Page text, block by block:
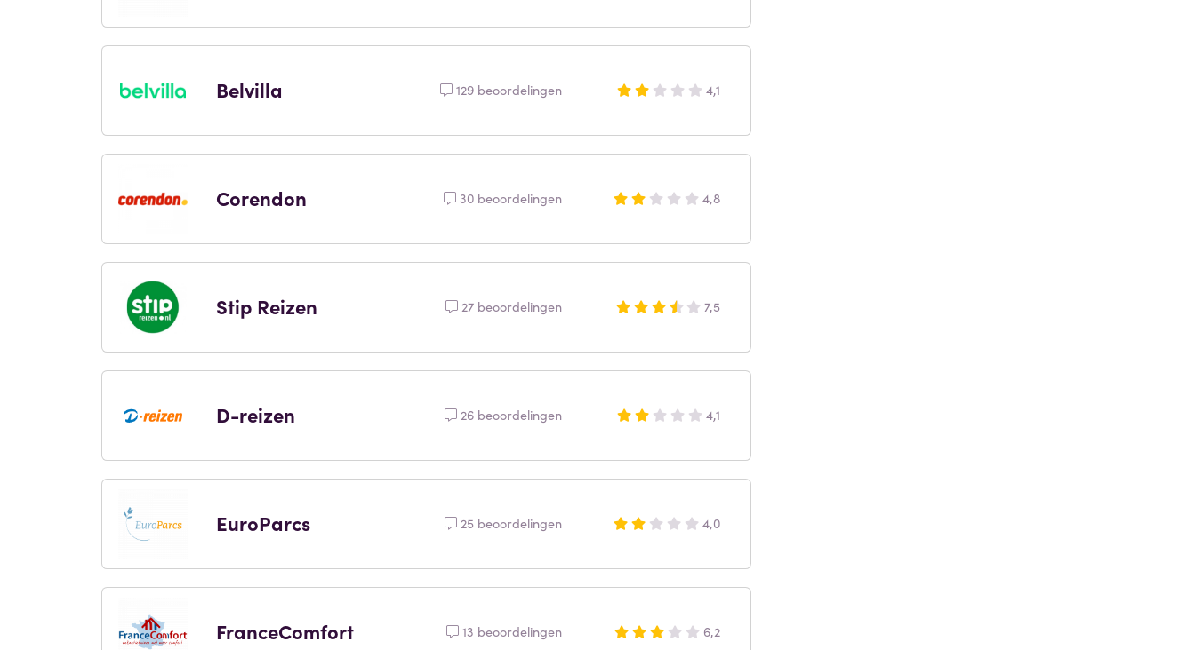
Belvilla 129 beoordelingen 4,1
Corendon 30 beoordelingen 4,8
Stip Reizen 27 beoordelingen 7,5
D-reizen 26 beoordelingen 4,1
EuroParcs 25 beoordelingen 4,0
FranceComfort 13 beoordelingen 6,2